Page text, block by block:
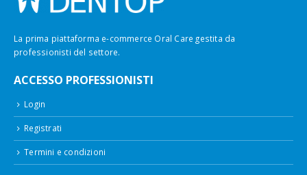
La prima piattaforma e-commerce Oral Care gestita da
professionisti del settore.
ACCESSO PROFESSIONISTI
Login
Registrati
Termini e condizioni